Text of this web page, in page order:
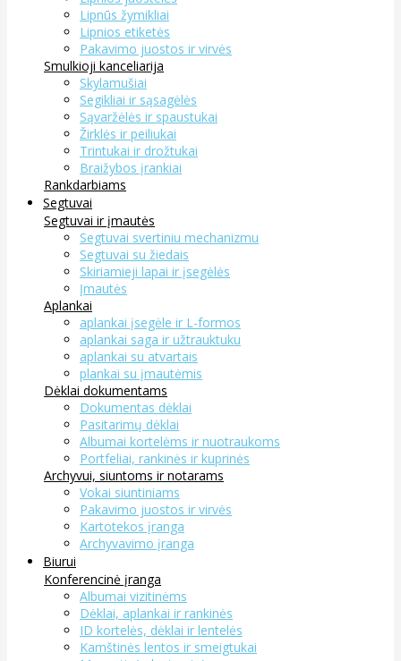
Lipnūs žymikliai
Lipnios etiketės
Pakavimo juostos ir virvės
Smulkioji kanceliarija
Skylamušiai
Segikliai ir sąsagėlės
Sąvaržėlės ir spaustukai
Žirklės ir peiliukai
Trintukai ir drožtukai
Braižybos įrankiai
Rankdarbiams
Segtuvai
Segtuvai ir įmautės
Segtuvai svertiniu mechanizmu
Segtuvai su žiedais
Skiriamieji lapai ir įsegėlės
Įmautės
Aplankai
aplankai įsegėle ir L-formos
aplankai saga ir užtrauktuku
aplankai su atvartais
plankai su įmautėmis
Dėklai dokumentams
Dokumentas dėklai
Pasitarimų dėklai
Albumai kortelėms ir nuotraukoms
Portfeliai, rankinės ir kuprinės
Archyvui, siuntoms ir notarams
Vokai siuntiniams
Pakavimo juostos ir virvės
Kartotekos įranga
Archyvavimo įranga
Biurui
Konferencinė įranga
Albumai vizitinėms
Dėklai, aplankai ir rankinės
ID kortelės, dėklai ir lentelės
Kamštinės lentos ir smeigtukai